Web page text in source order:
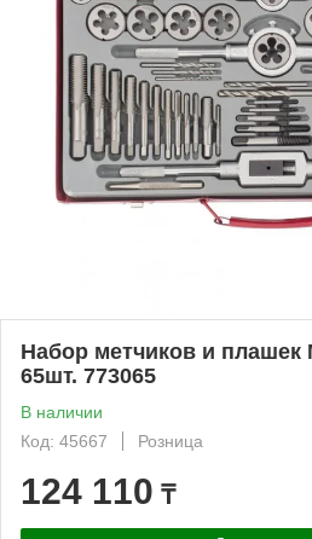
Набор метчиков и плашек
65шт. 773065
В наличии
Код: 45667
Розница
124 110 ₸